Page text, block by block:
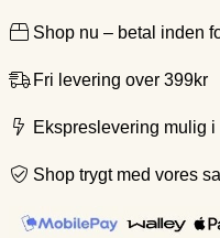
Shop nu – betal inden
Fri levering over 399kr
Ekspreslevering mulig i
Shop trygt med vores